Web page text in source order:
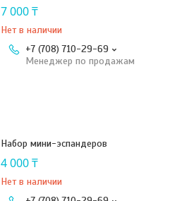
7 000 ₸
Нет в наличии
+7 (708) 710-29-69
Менеджер по продажам
Набор мини-эспандеров
4 000 ₸
Нет в наличии